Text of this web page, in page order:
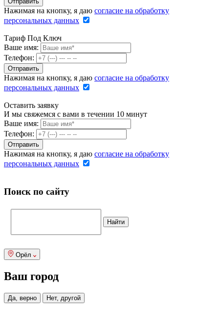
Нажимая на кнопку, я даю согласие на обработку
персональных данных
Тариф Под Ключ
Ваше имя:
Телефон:
Нажимая на кнопку, я даю согласие на обработку
персональных данных
Оставить заявку
И мы свяжемся с вами в течении 10 минут
Ваше имя:
Телефон:
Нажимая на кнопку, я даю согласие на обработку
персональных данных
Поиск по сайту
Орёл
Ваш город
Да, верно Нет, другой